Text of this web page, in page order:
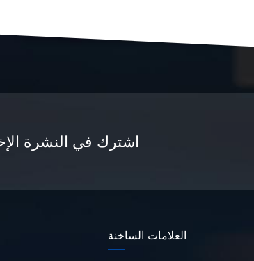
اشترك في النشرة
العلامات الساخنة